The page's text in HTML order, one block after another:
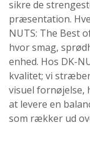
sikre de
præsentation.
NUTS: The Best
hvor smag,
enhed. Hos DK-
kvalitet; vi
visuel fornøjelse,
at levere en
som rækker ud